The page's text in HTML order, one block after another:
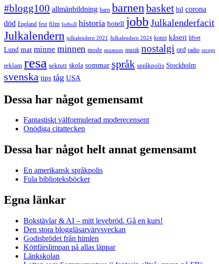
#blogg100 allmänbildning barn barnen basket bil corona
död England fest film fotboll historia hotell jobb Julkalenderfacit
Julkalendern julkalendern 2021 Julkalendern 2024 konst kåseri lifvet
Lund mat minne minnen mode museum musik nostalgi ord radio recept
reklam resa sekrutt skola sommar språk språkpolis Stockholm
svenska tips tåg USA
Dessa har något gemensamt
Fantastiskt välformulerad moderecensent
Onödiga citattecken
Dessa har något helt annat gemensamt
En amerikansk språkpolis
Fula biblioteksböcker
Egna länkar
Bokstävlar & AI – mitt levebröd. Gå en kurs!
Den stora bloggläsarvärvsveckan
Godisbrödet från himlen
Köttfärslimpan på allas läppar
Länkskolan